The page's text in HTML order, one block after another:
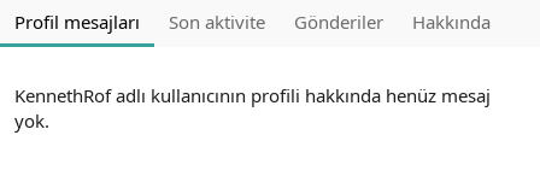
Profil mesajları Son aktivite Gönderiler Hakkında
KennethRof adlı kullanıcının profili hakkında henüz mesaj
yok.